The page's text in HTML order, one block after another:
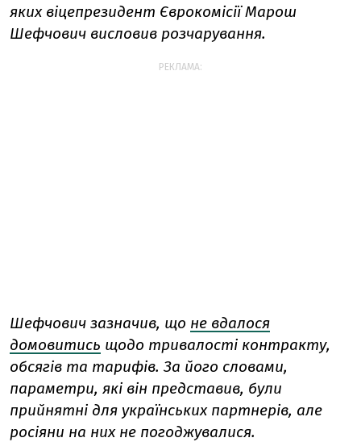
яких віцепрезидент Єврокомісії Марош
Шефчович висловив розчарування.
РЕКЛАМА:
Шефчович зазначив, що не вдалося
домовитись щодо тривалості контракту,
обсягів та тарифів. За його словами,
параметри, які він представив, були
прийнятні для українських партнерів, але
росіяни на них не погоджувалися.